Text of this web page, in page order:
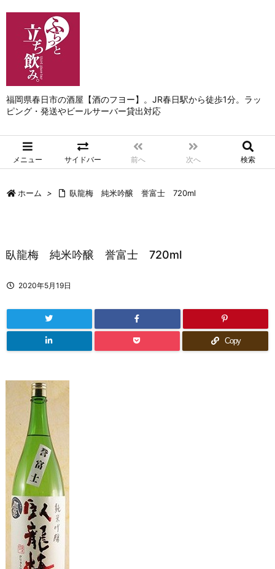
福岡県春日市の酒屋【酒のフヨー】。JR春日駅から徒歩1分。ラッ
ピング・発送やビールサーバー貸出対応
メニュー サイドバー 前へ 次へ 検索
ホーム > 臥龍梅 純米吟醸 誉富士 720ml
臥龍梅 純米吟醸 誉富士 720ml
2020年5月19日
Copy